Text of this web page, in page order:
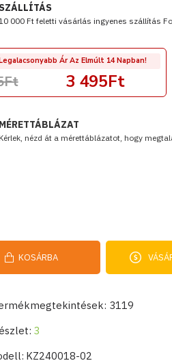
MÉRETTÁBLÁZAT
Kérlek, nézd át a mérettáblázatot, hogy
3
KZ240018-02
3119
3 495Ft
Ár Az Elmúlt 14 Napban!
KOSÁRBA
SZÁLLÍTÁS
000 Ft feletti vásárlás ingyenes szállítás